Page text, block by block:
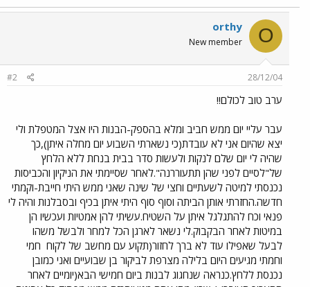
O
orthy
New member
28/12/04
#2
ערב טוב לכולם!!
עבר עליי יום ממש חביב ומלא בהספק-הבנות היו אצל המטפלת ולי
יצא שהיום אני לא עובדת(כי נשארתי השבוע יום מחלה איתן),כך
שהיה לי יום שלם לנקות ולעשות סדר בבית בנחת ללא הלחץ
של"לסיים לפני שהן תתעוררנה".לאחר שסיימתי את הניקיון והכביסות
נכנסתי למיטה לשעתיים וחצי של שינה שאני ממש היתי חייבת-וקמתי
חדשה.החזרתי אותן הביתה וסוף סוף היתי איתן בכיף ובסבלנות והיה לי
פנאי וכח להתגלגל איתן על השטיח.עשיתי להן אמטיות ועכשיו הן
במיטות לאחר הבקבוק.לי נשאר לארגן הכל למחר ולבשל משהו
לבעל שאפילו עוד לא ברך לחזור(תקוע עם מחשב של לקוח חמי
וחמתי מגיעים היום בלילה מצרפת לביקור בן שבועיים ואני כמובן
נכנסת ללחץ.כנראה שנחגוג לבנות ביום חמישי הבא(יומיים לאחר